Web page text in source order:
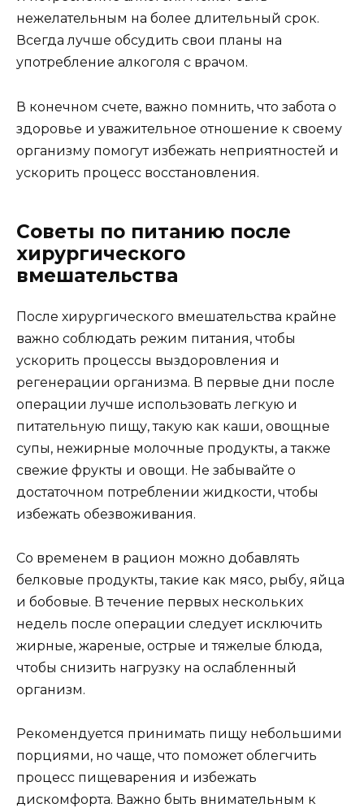
нежелательным на более длительный срок.
Всегда лучше обсудить свои планы на
употребление алкоголя с врачом.
В конечном счете, важно помнить, что забота о
здоровье и уважительное отношение к своему
организму помогут избежать неприятностей и
ускорить процесс восстановления.
Советы по питанию после
хирургического
вмешательства
После хирургического вмешательства крайне
важно соблюдать режим питания, чтобы
ускорить процессы выздоровления и
регенерации организма. В первые дни после
операции лучше использовать легкую и
питательную пищу, такую как каши, овощные
супы, нежирные молочные продукты, а также
свежие фрукты и овощи. Не забывайте о
достаточном потреблении жидкости, чтобы
избежать обезвоживания.
Со временем в рацион можно добавлять
белковые продукты, такие как мясо, рыбу, яйца
и бобовые. В течение первых нескольких
недель после операции следует исключить
жирные, жареные, острые и тяжелые блюда,
чтобы снизить нагрузку на ослабленный
организм.
Рекомендуется принимать пищу небольшими
порциями, но чаще, что поможет облегчить
процесс пищеварения и избежать
дискомфорта. Важно быть внимательным к